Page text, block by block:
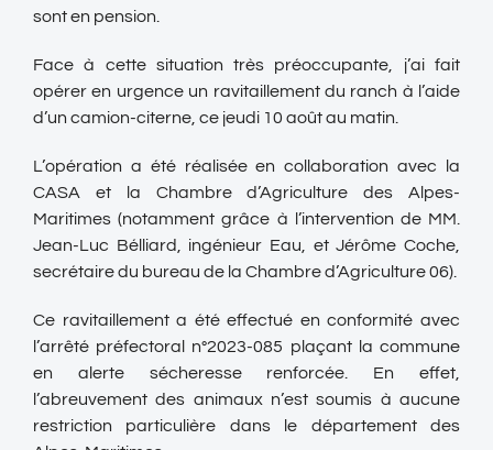
sont en pension.
Face à cette situation très préoccupante, j’ai fait
opérer en urgence un ravitaillement du ranch à l’aide
d’un camion-citerne, ce jeudi 10 août au matin.
L’opération a été réalisée en collaboration avec la
CASA et la Chambre d’Agriculture des Alpes-
Maritimes (notamment grâce à l’intervention de MM.
Jean-Luc Bélliard, ingénieur Eau, et Jérôme Coche,
secrétaire du bureau de la Chambre d’Agriculture 06).
Ce ravitaillement a été effectué en conformité avec
l’arrêté préfectoral n°2023-085 plaçant la commune
en alerte sécheresse renforcée. En effet,
l’abreuvement des animaux n’est soumis à aucune
restriction particulière dans le département des